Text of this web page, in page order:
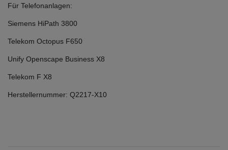
Für Telefonanlagen:
Siemens HiPath 3800
Telekom Octopus F650
Unify Openscape Business X8
Telekom F X8
Herstellernummer: Q2217-X10